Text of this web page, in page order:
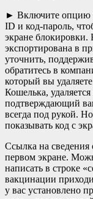
► Включите опцию
ID и код-пароль,
экране блокировки.
экспортирована в
уточнить,
обратитесь в
который вы
Кошелька,
подтверждающий
всегда под рукой.
показывать код с
Ссылка на
первом экране.
написать в строке
вакцинации
у вас установлено